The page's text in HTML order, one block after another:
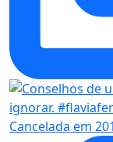
Cancelada em